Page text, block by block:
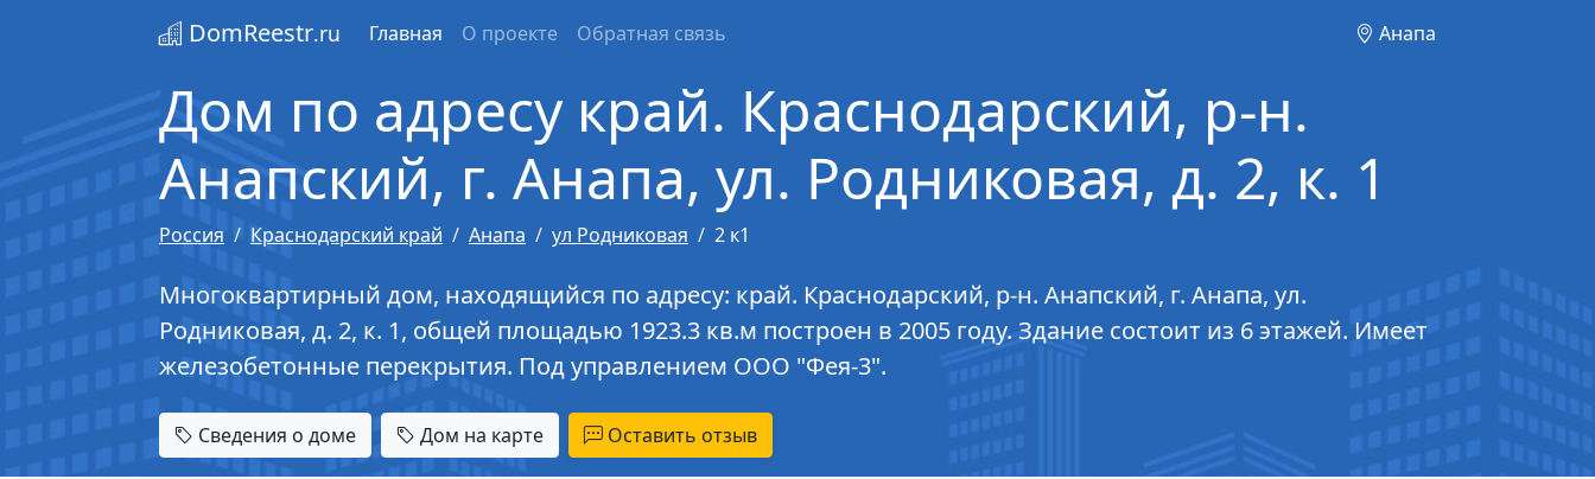
DomReestr.ru Главная О проекте Обратная связь Анапа
Дом по адресу край. Краснодарский, р-н.
Анапский, г. Анапа, ул. Родниковая, д. 2, к. 1
Россия Краснодарский край Анапа ул Родниковая 2 к1
Многоквартирный дом, находящийся по адресу: край. Краснодарский, р-н. Анапский, г. Анапа, ул.
Родниковая, д. 2, к. 1, общей площадью 1923.3 кв.м построен в 2005 году. Здание состоит из 6 этажей. Имеет
железобетонные перекрытия. Под управлением ООО "Фея-3".
Сведения о доме Дом на карте Оставить отзыв